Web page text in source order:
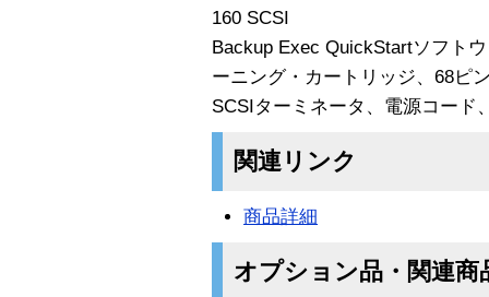
160 SCSI
Backup Exec QuickStartソフト
ーニング・カートリッジ、68ピ
SCSIターミネータ、電源コード
関連リンク
商品詳細
オプション品・関連商